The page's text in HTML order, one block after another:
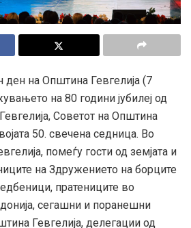
ден на Општина Гевгелија (7
на 80 години јубилеј од
Советот на Општина
50. свечена седница. Во
помеѓу гости од земјата и
на Здружението на борците
пратениците во
сегашни и поранешни
Гевгелија, делегации од